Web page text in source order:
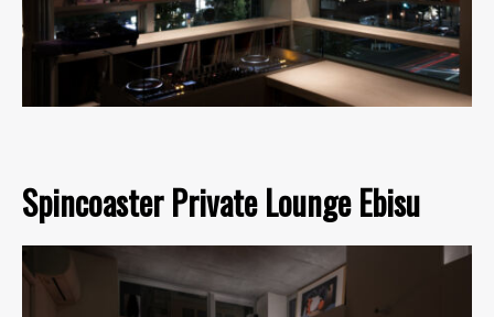
Spincoaster Private Lounge Ebisu